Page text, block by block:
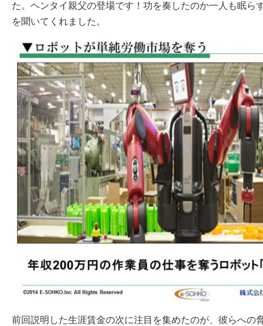
た。ヘンタイ親父の登場です！功を奏したのか一人も眠ら
を聞いてくれました。
前回説明した生涯賃金の次に注目を集めたのが、彼らへの